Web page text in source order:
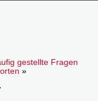
gestellte Fragen
»